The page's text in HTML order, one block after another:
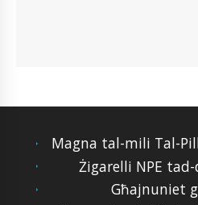
Magna tal-mili Tal-
Żigarelli NPE
Għajnuniet